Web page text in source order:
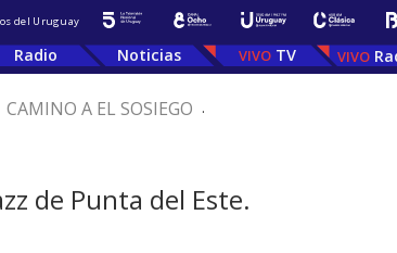
del Uruguay
Radio Noticias TV
CAMINO A EL SOSIEGO .
de Punta del Este.